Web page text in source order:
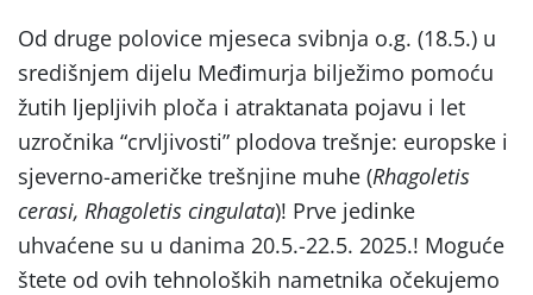
Od druge polovice mjeseca svibnja o.g. (18.5.) u
središnjem dijelu Međimurja bilježimo pomoću
žutih ljepljivih ploča i atraktanata pojavu i let
uzročnika “crvljivosti” plodova trešnje: europske i
sjeverno-američke trešnjine muhe (Rhagoletis
cerasi, Rhagoletis cingulata)! Prve jedinke
uhvaćene su u danima 20.5.-22.5. 2025.! Moguće
štete od ovih tehnoloških nametnika očekujemo